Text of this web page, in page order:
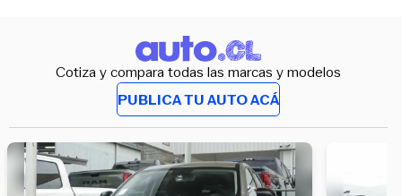
Cotiza y compara todas las marcas y modelos
PUBLICA TU AUTO ACÁ